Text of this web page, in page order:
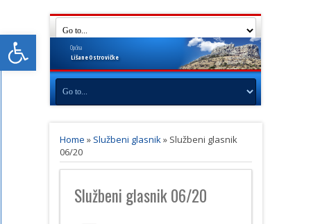
Open toolbar
LišaneOstrovičke
Općina
Home » Službeni glasnik» Službeni glasnik
06/20
Službeni glasnik 06/20